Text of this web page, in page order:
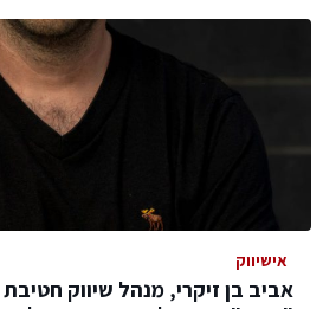
אישיווק
אביב בן זיקרי, מנהל שיווק